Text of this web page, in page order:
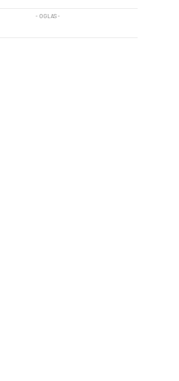
- OGLAS -